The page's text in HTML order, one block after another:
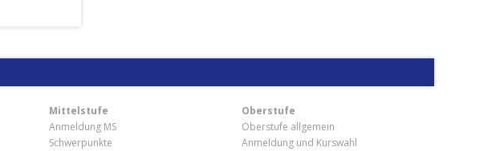
Mittelstufe
Anmeldung MS
Schwerpunkte
Oberstufe
Oberstufe allgemein
Anmeldung und Kurswahl